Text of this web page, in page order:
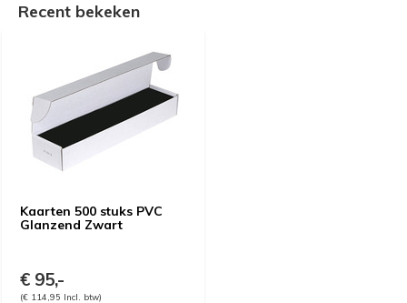
Recent bekeken
Kaarten 500 stuks PVC
Glanzend Zwart
€ 95,-
(€ 114,95 Incl. btw)